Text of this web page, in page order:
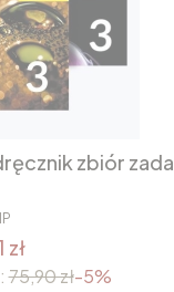
zbiór
zł
75,90 zł-5%